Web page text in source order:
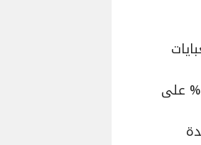
احصل على خصومات حتى 15% على المنتجات غير المخفضة و 5% على